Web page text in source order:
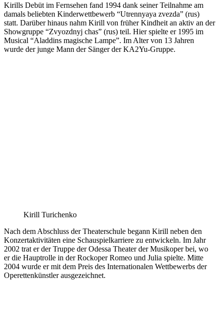
Kirills Debüt im Fernsehen fand 1994 dank seiner Teilnahme am
damals beliebten Kinderwettbewerb “Utrennyaya zvezda” (rus)
statt. Darüber hinaus nahm Kirill von früher Kindheit an aktiv an der
Showgruppe “Zvyozdnyj chas” (rus) teil. Hier spielte er 1995 im
Musical “Aladdins magische Lampe”. Im Alter von 13 Jahren
wurde der junge Mann der Sänger der KA2Yu-Gruppe.
Kirill Turichenko
Nach dem Abschluss der Theaterschule begann Kirill neben den
Konzertaktivitäten eine Schauspielkarriere zu entwickeln. Im Jahr
2002 trat er der Truppe der Odessa Theater der Musikoper bei, wo
er die Hauptrolle in der Rockoper Romeo und Julia spielte. Mitte
2004 wurde er mit dem Preis des Internationalen Wettbewerbs der
Operettenkünstler ausgezeichnet.